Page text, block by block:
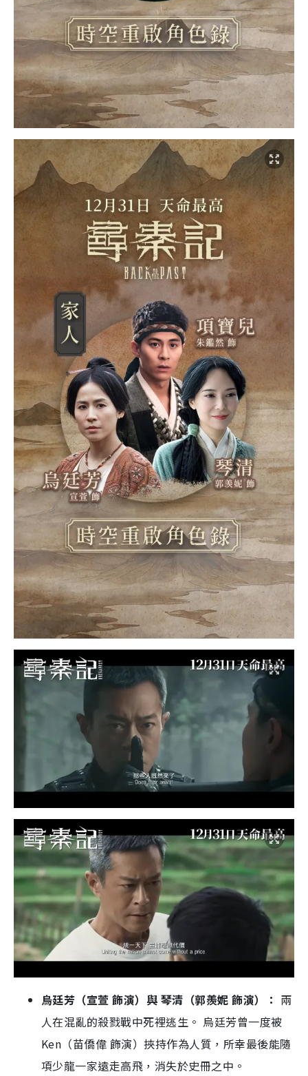
烏廷芳（宣萱 飾演）與 琴清（郭羨妮 飾演）： 兩
人在混亂的殺戮戰中死裡逃生。 烏廷芳曾一度被
Ken（苗僑偉 飾演）挾持作為人質，所幸最後能隨
項少龍一家遠走高飛，消失於史冊之中。